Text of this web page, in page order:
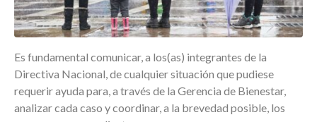
Es fundamental comunicar, a los(as) integrantes de la
Directiva Nacional, de cualquier situación que pudiese
requerir ayuda para, a través de la Gerencia de Bienestar,
analizar cada caso y coordinar, a la brevedad posible, los